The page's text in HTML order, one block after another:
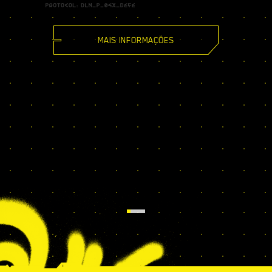
MAIS INFORMAÇÕES